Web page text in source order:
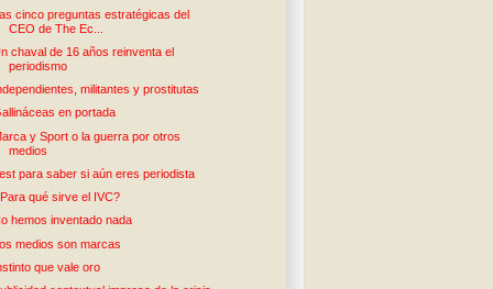
cinco preguntas estratégicas del
CEO de The Ec...
chaval de 16 años reinventa el
periodismo
militantes y prostitutas
en portada
y Sport o la guerra por otros
medios
para saber si aún eres periodista
qué sirve el IVC?
hemos inventado nada
medios son marcas
que vale oro